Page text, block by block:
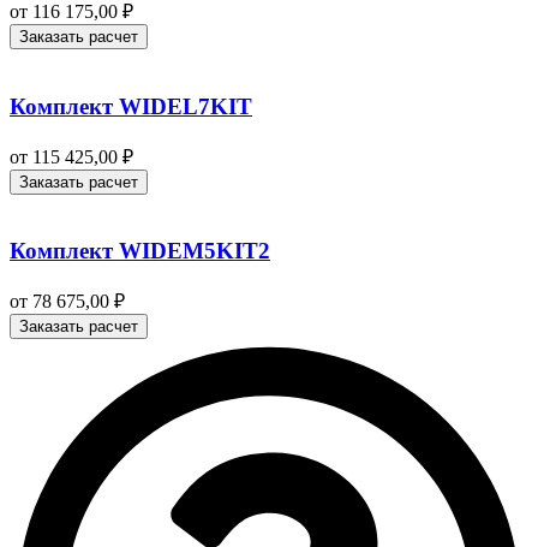
от 116 175,00 ₽
Заказать расчет
Комплект WIDEL7KIT
от 115 425,00 ₽
Заказать расчет
Комплект WIDEM5KIT2
от 78 675,00 ₽
Заказать расчет